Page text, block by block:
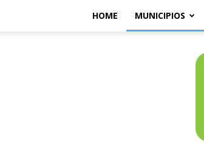
HOME MUNICIPIOS